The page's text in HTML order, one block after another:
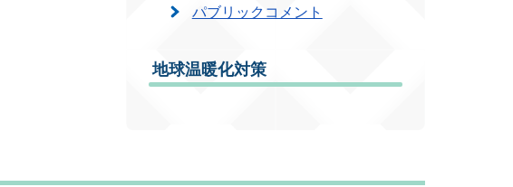
パブリックコメント
地球温暖化対策